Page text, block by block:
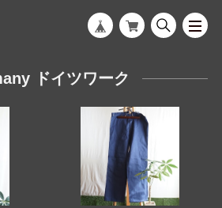
ドイツワーク